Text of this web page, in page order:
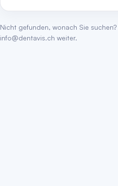
kontaktieren Sie unser
Nicht gefunden, wonach Sie
info@dentavis.ch weiter.